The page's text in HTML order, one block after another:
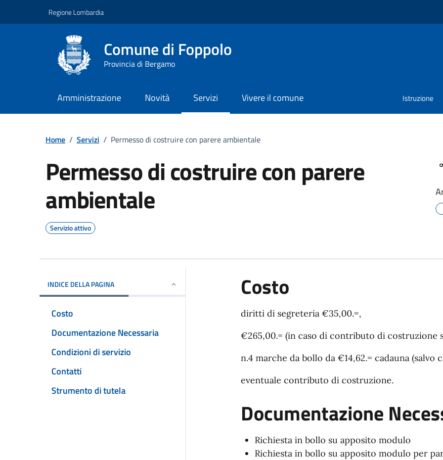
Regione Lombardia
Comune di Foppolo
Provincia di Bergamo
Amministrazione Novità Servizi Vivere il comune Istruzione
Home / Servizi / Permesso di costruire con parere ambientale
Permesso di costruire con parere
ambientale
Servizio attivo
INDICE DELLA PAGINA
Costo
Documentazione Necessaria
Condizioni di servizio
Contatti
Strumento di tutela
Costo
diritti di segreteria €35,00.=,
€265,00.= (in caso di contributo di costruzione
n.4 marche da bollo da €14,62.= cadauna (salvo
eventuale contributo di costruzione.
Documentazione
Richiesta in bollo su apposito modulo
Richiesta in bollo su apposito modulo per